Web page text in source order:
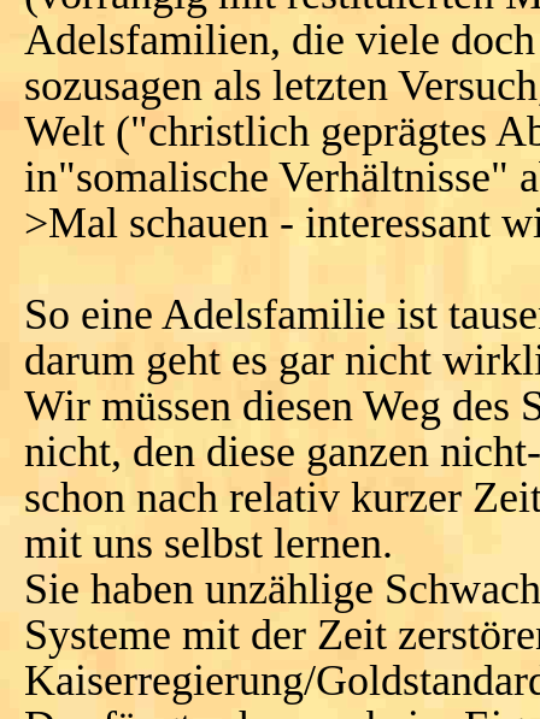
Adelsfamilien, die viele
sozusagen als letzten
Welt ("christlich geprägtes
in"somalische Verhältnisse"
>Mal schauen - interessant
So eine Adelsfamilie ist
darum geht es gar nicht
Wir müssen diesen Weg des
nicht, den diese ganzen
schon nach relativ kurzer
mit uns selbst lernen.
Sie haben unzählige
Systeme mit der Zeit
Kaiserregierung/